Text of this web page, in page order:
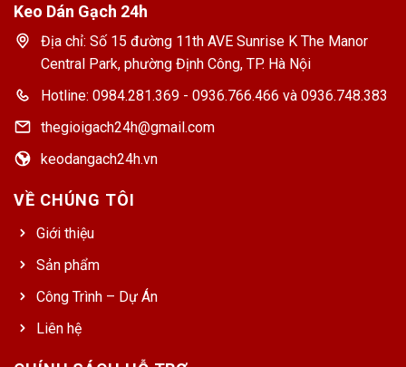
Keo Dán Gạch 24h
Địa chỉ: Số 15 đường 11th AVE Sunrise K The Manor
Central Park, phường Định Công, TP. Hà Nội
Hotline: 0984.281.369 - 0936.766.466 và 0936.748.383
thegioigach24h@gmail.com
keodangach24h.vn
VỀ CHÚNG TÔI
Giới thiệu
Sản phẩm
Công Trình – Dự Án
Liên hệ